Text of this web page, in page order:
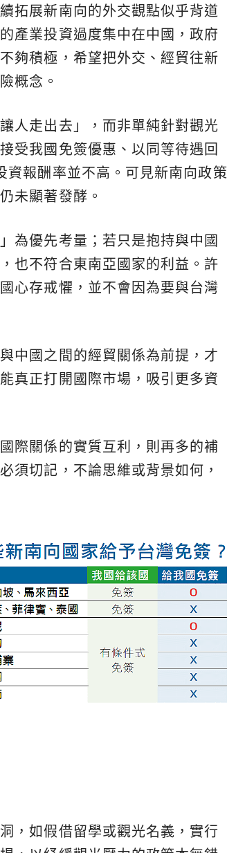
拓展新南向的外交觀點似乎背道
產業投資過度集中在中國，政府
夠積極，希望把外交、經貿往新
概念。
人走出去」，而非單純針對觀光
受我國免簽優惠、以同等待遇回
報酬率並不高。可見新南向政策
未顯著發酵。
為優先考量；若只是抱持與中國
也不符合東南亞國家的利益。許
心存戒懼，並不會因為要與台灣
中國之間的經貿關係為前提，才
真正打開國際市場，吸引更多資
際關係的實質互利，則再多的補
須切記，不論思維或背景如何，
，如假借留學或觀光名義，實行